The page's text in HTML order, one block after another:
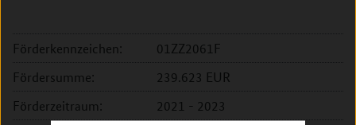
Förderkennzeichen:
01ZZ2061F
Fördersumme:
239.623 EUR
Förderzeitraum:
2021 - 2023